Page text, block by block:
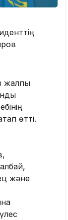
жалпы
өтті.
және